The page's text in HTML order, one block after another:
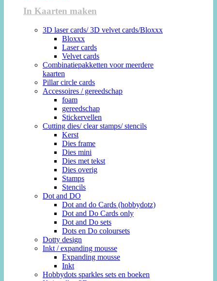
In Kaarten maken
3D laser cards/ 3D velvet cards/Bloxxx
Bloxxx
Laser cards
Velvet cards
Combinatiepakketten voor meerdere
kaarten
Pillar circle cards
Accessoires / gereedschap
foam
gereedschap
Stickervellen
Cutting dies/ clear stamps/ stencils
Kerst
Dies frame
Dies mini
Dies met tekst
Dies overig
Stamps
Stencils
Dot and DO
Dot and do Cards (hobbydotz)
Dot and Do Cards only
Dot and Do sets
Dots en Do coloursets
Dotty design
Inkt / expanding mousse
Expanding mousse
Inkt
Hobbydots sparkles sets en boeken